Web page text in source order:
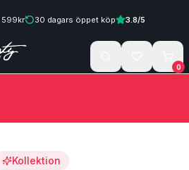
599kr 30 dagars öppet köp 3.8/5
0
Kollektion